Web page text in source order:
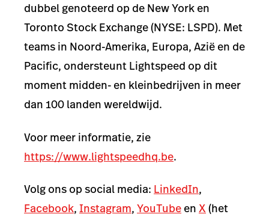
dubbel genoteerd op de New York en
Toronto Stock Exchange (NYSE: LSPD). Met
teams in Noord-Amerika, Europa, Azië en de
Pacific, ondersteunt Lightspeed op dit
moment midden- en kleinbedrijven in meer
dan 100 landen wereldwijd.
Voor meer informatie, zie
https://www.lightspeedhq.be.
Volg ons op social media: LinkedIn,
Facebook, Instagram, YouTube en X(het